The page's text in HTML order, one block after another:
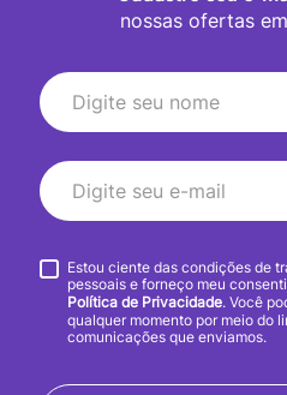
nossas ofertas
Estou ciente das condições de
pessoais e forneço meu
Política de Privacidade. Você
qualquer momento por meio do
comunicações que enviamos.